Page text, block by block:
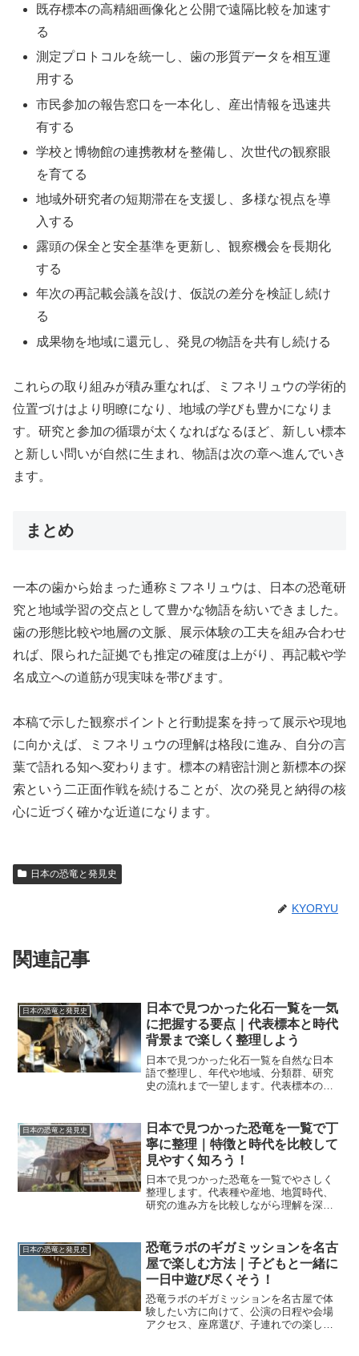
既存標本の高精細画像化と公開で遠隔比較を加速す
る
測定プロトコルを統一し、歯の形質データを相互運
用する
市民参加の報告窓口を一本化し、産出情報を迅速共
有する
学校と博物館の連携教材を整備し、次世代の観察眼
を育てる
地域外研究者の短期滞在を支援し、多様な視点を導
入する
露頭の保全と安全基準を更新し、観察機会を長期化
する
年次の再記載会議を設け、仮説の差分を検証し続け
る
成果物を地域に還元し、発見の物語を共有し続ける
これらの取り組みが積み重なれば、ミフネリュウの学術的
位置づけはより明瞭になり、地域の学びも豊かになりま
す。研究と参加の循環が太くなればなるほど、新しい標本
と新しい問いが自然に生まれ、物語は次の章へ進んでいき
ます。
まとめ
一本の歯から始まった通称ミフネリュウは、日本の恐竜研
究と地域学習の交点として豊かな物語を紡いできました。
歯の形態比較や地層の文脈、展示体験の工夫を組み合わせ
れば、限られた証拠でも推定の確度は上がり、再記載や学
名成立への道筋が現実味を帯びます。
本稿で示した観察ポイントと行動提案を持って展示や現地
に向かえば、ミフネリュウの理解は格段に進み、自分の言
葉で語れる知へ変わります。標本の精密計測と新標本の探
索という二正面作戦を続けることが、次の発見と納得の核
心に近づく確かな近道になります。
日本の恐竜と発見史
KYORYU
関連記事
日本の恐竜と発見史
日本で見つかった化石一覧を一気
に把握する要点｜代表標本と時代
背景まで楽しく整理しよう
日本で見つかった化石一覧を自然な日本
語で整理し、年代や地域、分類群、研究
史の流れまで一望します。代表標本の見
せます。
日本の恐竜と発見史
日本で見つかった恐竜を一覧で丁
寧に整理｜特徴と時代を比較して
見やすく知ろう！
日本で見つかった恐竜を一覧でやさしく
整理します。代表種や産地、地質時代、
研究の進み方を比較しながら理解を深め
自然とつかめます。
日本の恐竜と発見史
恐竜ラボのギガミッションを名古
屋で楽しむ方法｜子どもと一緒に
一日中遊び尽くそう！
恐竜ラボのギガミッションを名古屋で体
験したい方に向けて、公演の日程や会場
アクセス、座席選び、子連れでの楽しみ